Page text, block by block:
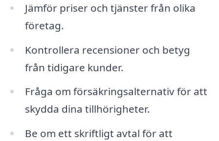
Jämför priser och tjänster från olika
företag.
Kontrollera recensioner och betyg
från tidigare kunder.
Fråga om försäkringsalternativ för att
skydda dina tillhörigheter.
Be om ett skriftligt avtal för att